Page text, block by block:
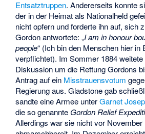
Entsatztruppen. Andererseits konnte
der in der Heimat als Nationalheld
nicht opfern und forderte ihn auf, sich
Gordon antwortete: „I am in honour
people“ (Ich bin den Menschen hier in
verpflichtet). Im Sommer 1884
Diskussion um die Rettung Gordons
Antrag auf ein Misstrauensvotum
Regierung aus. Gladstone gab
sandte eine Armee unterGarnet
die so genannte Gordon Relief
Allerdings war sie nicht vor November